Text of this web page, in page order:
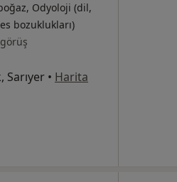
Odyoloji (dil,
bozuklukları)
Sarıyer • Harita